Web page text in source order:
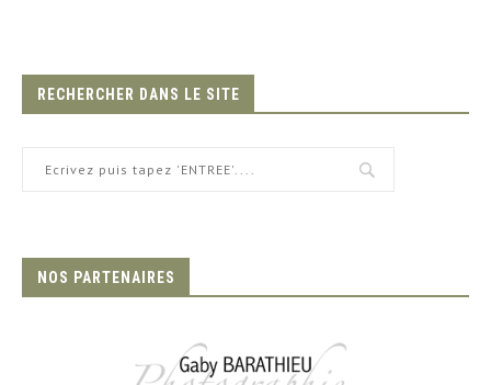
RECHERCHER DANS LE SITE
NOS PARTENAIRES